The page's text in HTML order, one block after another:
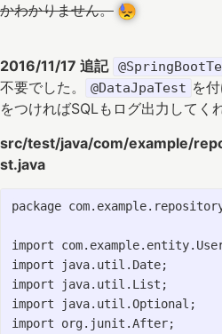
かわかりません。
2016/11/17 追記
不要でした。
@DataJpaTest を
をつければSQLもログ出力してく
src/test/java/com/example/
st.java
package
import
import java.util.Date;
import java.util.List;
import java.util.Optional;
import org.junit.After;